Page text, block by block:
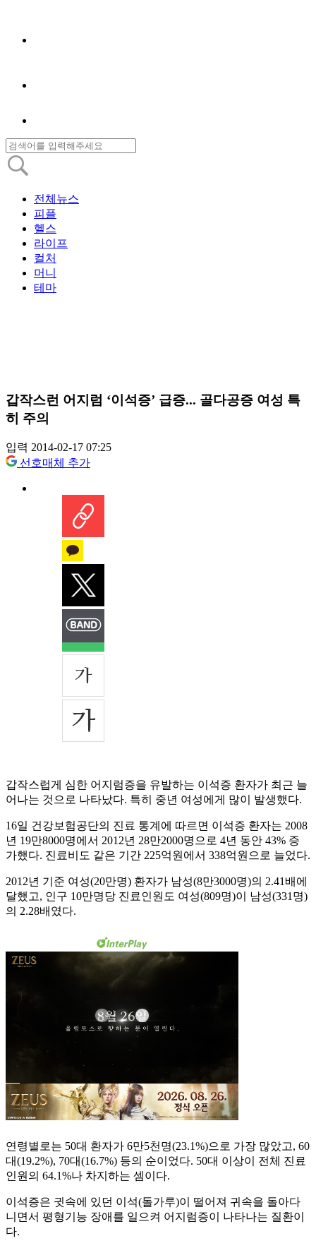
전체뉴스
피플
헬스
라이프
컬처
머니
테마
갑작스런 어지럼 ‘이석증’ 급증... 골다공증 여성 특
히 주의
입력 2014-02-17 07:25
선호매체 추가
갑작스럽게 심한 어지럼증을 유발하는 이석증 환자가 최근 늘
어나는 것으로 나타났다. 특히 중년 여성에게 많이 발생했다.
16일 건강보험공단의 진료 통계에 따르면 이석증 환자는 2008
년 19만8000명에서 2012년 28만2000명으로 4년 동안 43% 증
가했다. 진료비도 같은 기간 225억원에서 338억원으로 늘었다.
2012년 기준 여성(20만명) 환자가 남성(8만3000명)의 2.41배에
달했고, 인구 10만명당 진료인원도 여성(809명)이 남성(331명)
의 2.28배였다.
연령별로는 50대 환자가 6만5천명(23.1%)으로 가장 많았고, 60
대(19.2%), 70대(16.7%) 등의 순이었다. 50대 이상이 전체 진료
인원의 64.1%나 차지하는 셈이다.
이석증은 귓속에 있던 이석(돌가루)이 떨어져 귀속을 돌아다
니면서 평형기능 장애를 일으켜 어지럼증이 나타나는 질환이
다.